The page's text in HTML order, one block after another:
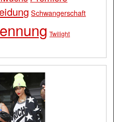
Schwangerschaft
Twilight